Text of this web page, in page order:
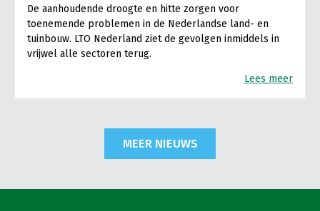
De aanhoudende droogte en hitte zorgen voor
toenemende problemen in de Nederlandse land- en
tuinbouw. LTO Nederland ziet de gevolgen inmiddels in
vrijwel alle sectoren terug.
Lees meer
MEER NIEUWS